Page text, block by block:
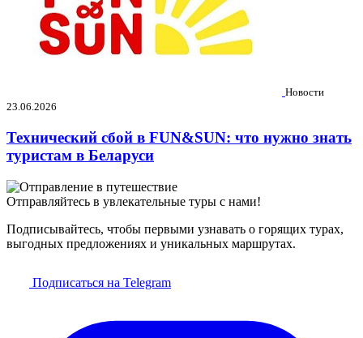
Новости
23.06.2026
Технический сбой в FUN&SUN: что нужно знать
туристам в Беларуси
Отправляйтесь в увлекательные туры с нами!
Подписывайтесь, чтобы первыми узнавать о горящих турах,
выгодных предложениях и уникальных маршрутах.
Подписаться на Telegram